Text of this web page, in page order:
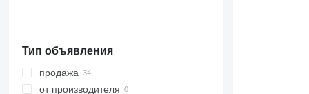
Тип объявления
продажа
от производителя